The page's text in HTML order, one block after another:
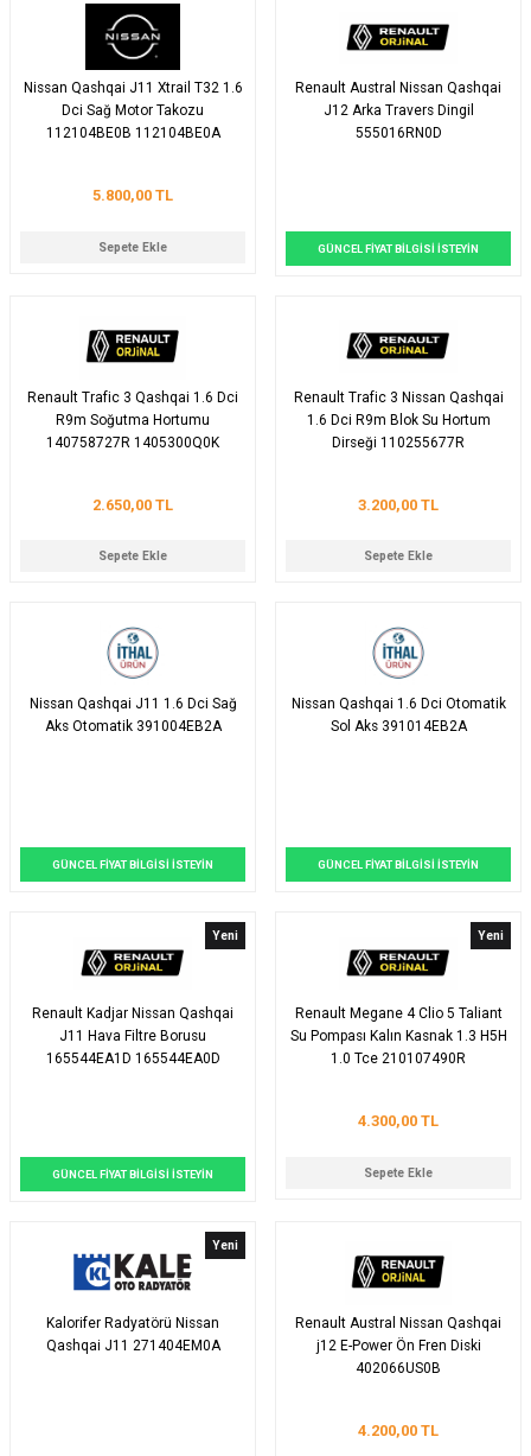
Nissan Qashqai J11 Xtrail T32 1.6
Dci Sağ Motor Takozu
112104BE0B 112104BE0A
5.800,00 TL
Sepete Ekle
Renault Austral Nissan Qashqai
J12 Arka Travers Dingil
555016RN0D
GÜNCEL FİYAT BİLGİSİ İSTEYİN
Renault Trafic 3 Qashqai 1.6 Dci
R9m Soğutma Hortumu
140758727R 1405300Q0K
2.650,00 TL
Sepete Ekle
Renault Trafic 3 Nissan Qashqai
1.6 Dci R9m Blok Su Hortum
Dirseği 110255677R
3.200,00 TL
Sepete Ekle
Nissan Qashqai J11 1.6 Dci Sağ
Aks Otomatik 391004EB2A
GÜNCEL FİYAT BİLGİSİ İSTEYİN
Nissan Qashqai 1.6 Dci Otomatik
Sol Aks 391014EB2A
GÜNCEL FİYAT BİLGİSİ İSTEYİN
Yeni
Renault Kadjar Nissan Qashqai
J11 Hava Filtre Borusu
165544EA1D 165544EA0D
GÜNCEL FİYAT BİLGİSİ İSTEYİN
Yeni
Renault Megane 4 Clio 5 Taliant
Su Pompası Kalın Kasnak 1.3 H5H
1.0 Tce 210107490R
4.300,00 TL
Sepete Ekle
Yeni
Kalorifer Radyatörü Nissan
Qashqai J11 271404EM0A
Renault Austral Nissan Qashqai
j12 E-Power Ön Fren Diski
402066US0B
4.200,00 TL